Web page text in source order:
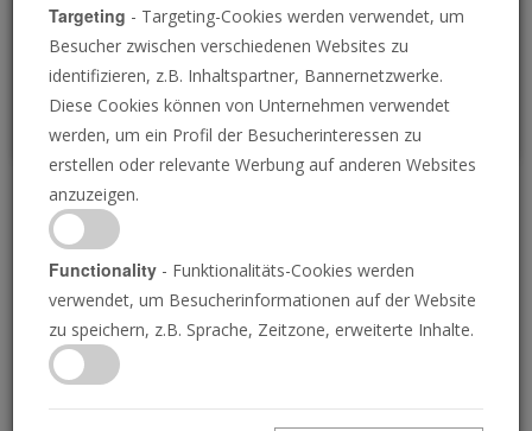
P
Der prophezeite Fürst
von Russland
16.03.2017 • 26 Minuten
Die Bibel sagt einen Endzeitfürsten von
Russland voraus – und einen Boten, der gegen
Targeting - Targeting-Cookies werden verwendet, um
Besucher zwischen verschiedenen Websites zu
identifizieren, z.B. Inhaltspartner, Bannernetzwerke.
Diese Cookies können von Unternehmen verwendet
werden, um ein Profil der Besucherinteressen zu
erstellen oder relevante Werbung auf anderen Websites
anzuzeigen.
Functionality - Funktionalitäts-Cookies werden
verwendet, um Besucherinformationen auf der Website
zu speichern, z.B. Sprache, Zeitzone, erweiterte Inhalte.